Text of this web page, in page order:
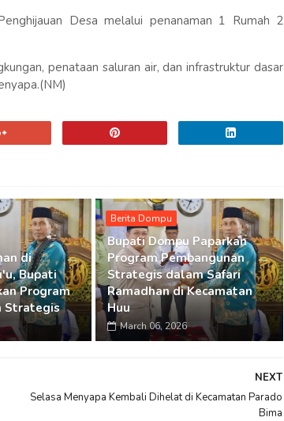
Desa melalui penanaman 1 Rumah 2
penataan saluran air, dan infrastruktur dasar
di
Bupati
Program
Strategis
Berita Dompu
Bupati Dompu Paparkan
Program Pembangunan
Strategis dalam Safari
Ramadhan di Kecamatan
Huu
March 06, 2026
NEXT
Selasa Menyapa Kembali Dihelat di Kecamatan Parado
Bima